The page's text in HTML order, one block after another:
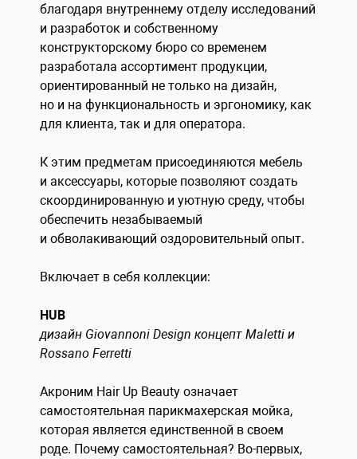
благодаря внутреннему отделу исследований
и разработок и собственному
конструкторскому бюро со временем
разработала ассортимент продукции,
ориентированный не только на дизайн,
но и на функциональность и эргономику, как
для клиента, так и для оператора.
К этим предметам присоединяются мебель
и аксессуары, которые позволяют создать
скоординированную и уютную среду, чтобы
обеспечить незабываемый
и обволакивающий оздоровительный опыт.
Включает в себя коллекции:
HUB
дизайн Giovannoni Design концепт Maletti и
Rossano Ferretti
Акроним Hair Up Beauty означает
самостоятельная парикмахерская мойка,
которая является единственной в своем
роде. Почему самостоятельная? Во-первых,